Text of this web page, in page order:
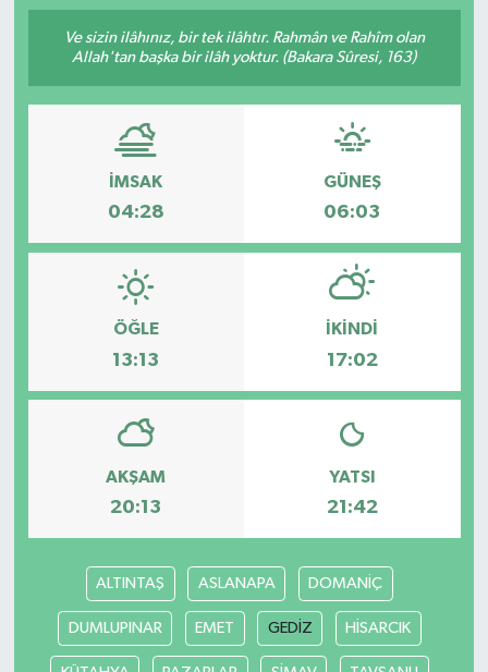
Ve sizin ilâhınız, bir tek ilâhtır. Rahmân ve Rahîm olan
Allah'tan başka bir ilâh yoktur. (Bakara Sûresi, 163)
İMSAK
04:28
GÜNEŞ
06:03
ÖĞLE
13:13
İKINDI
17:02
AKŞAM
20:13
YATSI
21:42
ALTINTAŞ ASLANAPA DOMANİÇ
DUMLUPINAR EMET GEDİZ HİSARCIK